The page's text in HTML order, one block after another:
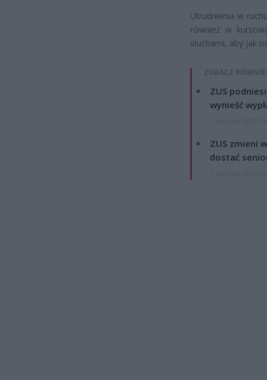
Utrudnienia w
również w
służbami, aby jak
ZOBACZ
ZUS
wynieść
ZUS zmieni
dostać